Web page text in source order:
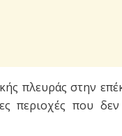
πλευράς στην
περιοχές που δεν